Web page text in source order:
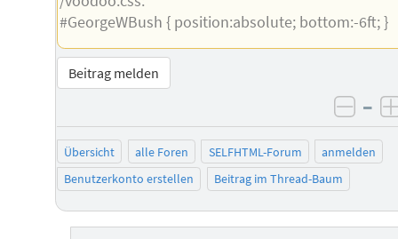
#GeorgeWBush { position:absolute; bottom:-6ft; }
Beitrag melden
–
Übersicht alle Foren SELFHTML-Forum
anmelden
Benutzerkonto erstellen
Beitrag im Thread-Baum